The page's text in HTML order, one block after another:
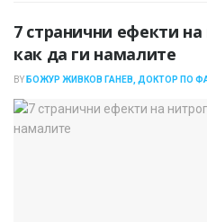
7 странични ефекти
как да ги намалите
BY БОЖУР ЖИВКОВ ГАНЕВ, ДОКТОР ПО